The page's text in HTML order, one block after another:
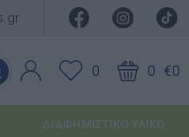
0 0 €0
ΔΙΑΦΗΜΙΣΤΙΚΟ ΥΛΙΚΟ